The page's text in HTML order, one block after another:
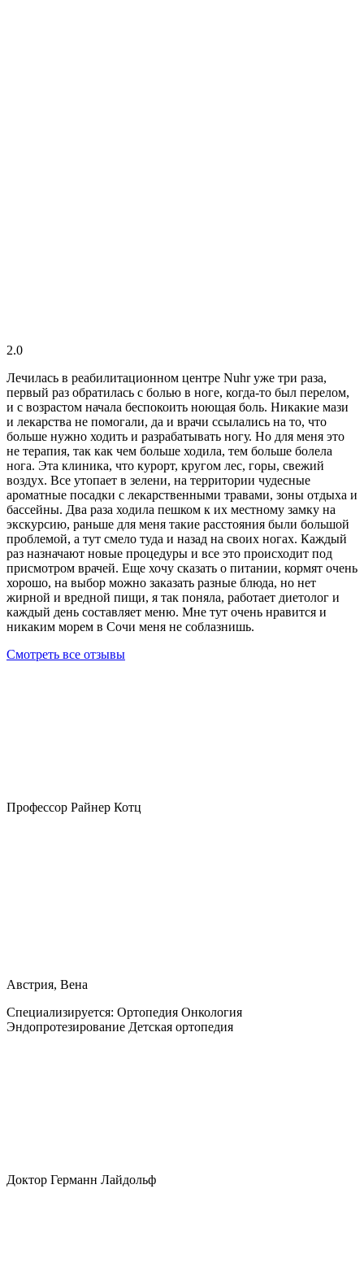
2.0
Лечилась в реабилитационном центре Nuhr уже три раза,
первый раз обратилась с болью в ноге, когда-то был перелом,
и с возрастом начала беспокоить ноющая боль. Никакие мази
и лекарства не помогали, да и врачи ссылались на то, что
больше нужно ходить и разрабатывать ногу. Но для меня это
не терапия, так как чем больше ходила, тем больше болела
нога. Эта клиника, что курорт, кругом лес, горы, свежий
воздух. Все утопает в зелени, на территории чудесные
ароматные посадки с лекарственными травами, зоны отдыха и
бассейны. Два раза ходила пешком к их местному замку на
экскурсию, раньше для меня такие расстояния были большой
проблемой, а тут смело туда и назад на своих ногах. Каждый
раз назначают новые процедуры и все это происходит под
присмотром врачей. Еще хочу сказать о питании, кормят очень
хорошо, на выбор можно заказать разные блюда, но нет
жирной и вредной пищи, я так поняла, работает диетолог и
каждый день составляет меню. Мне тут очень нравится и
никаким морем в Сочи меня не соблазнишь.
Смотреть все отзывы
Профессор Райнер Котц
Австрия, Вена
Специализируется: Ортопедия Онкология
Эндопротезирование Детская ортопедия
Доктор Германн Лайдольф